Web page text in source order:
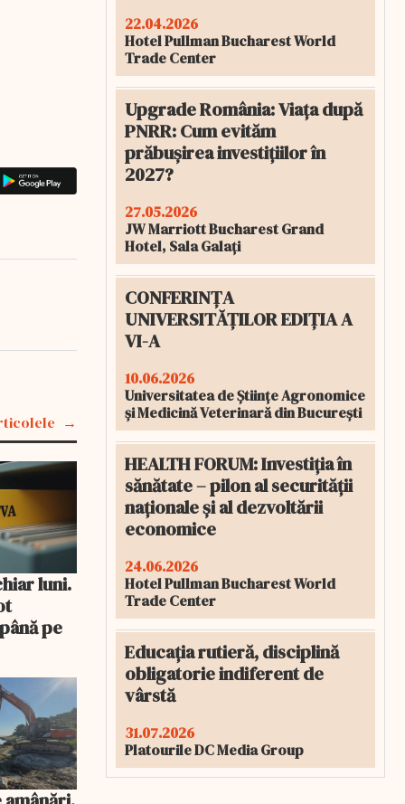
luni.
pe
22.04.2026
Hotel Pullman Bucharest World
Trade Center
Upgrade România: Viața după
PNRR: Cum evităm
prăbușirea investițiilor în
2027?
27.05.2026
JW Marriott Bucharest Grand
Hotel, Sala Galați
CONFERINȚA
UNIVERSITĂȚILOR EDIȚIA A
VI-A
10.06.2026
Universitatea de Științe Agronomice
și Medicină Veterinară din București
HEALTH FORUM: Investiția în
sănătate – pilon al securității
naționale și al dezvoltării
economice
24.06.2026
Hotel Pullman Bucharest World
Trade Center
Educația rutieră, disciplină
obligatorie indiferent de
vârstă
31.07.2026
Platourile DC Media Group